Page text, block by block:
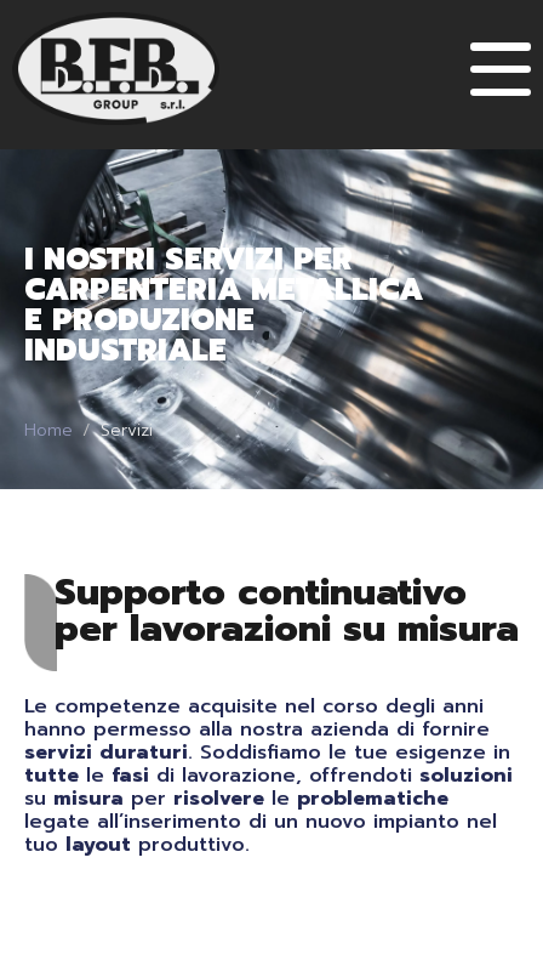
I NOSTRI SERVIZI PER
CARPENTERIA METALLICA
E PRODUZIONE
INDUSTRIALE
Home Servizi
Supporto continuativo
per lavorazioni su misura
Le competenze acquisite nel corso degli anni
hanno permesso alla nostra azienda di fornire
servizi duraturi. Soddisfiamo le tue esigenze in
tutte le fasi di lavorazione, offrendoti soluzioni
su misura per risolvere le problematiche
legate all’inserimento di un nuovo impianto nel
tuo layout produttivo.